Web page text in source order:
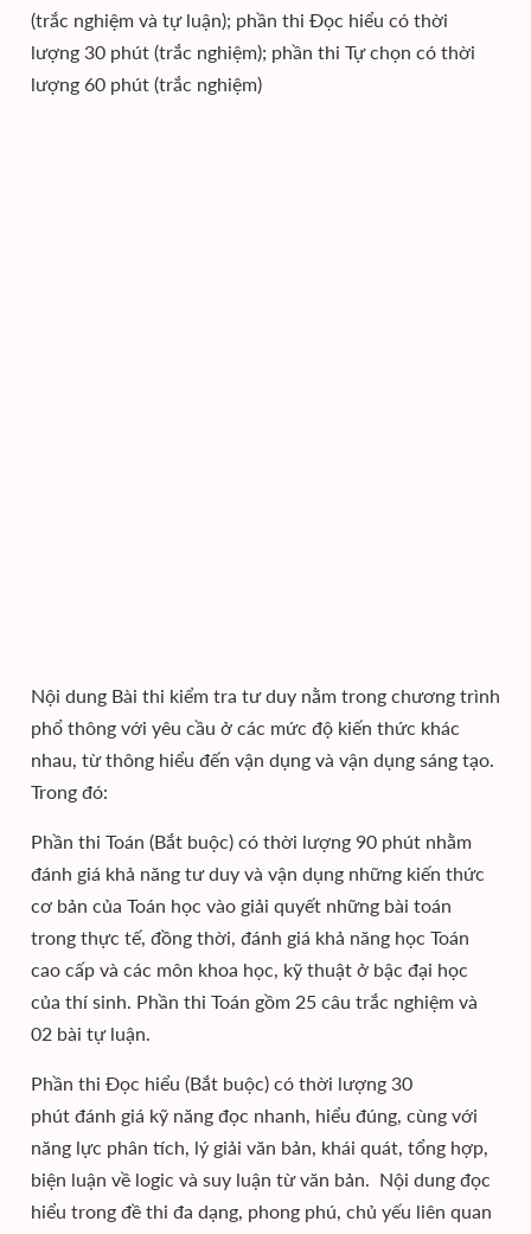
(trắc nghiệm và tự luận); phần thi Đọc hiểu có thời
lượng 30 phút (trắc nghiệm); phần thi Tự chọn có thời
lượng 60 phút (trắc nghiệm)
Nội dung Bài thi kiểm tra tư duy nằm trong chương trình
phổ thông với yêu cầu ở các mức độ kiến thức khác
nhau, từ thông hiểu đến vận dụng và vận dụng sáng tạo.
Trong đó:
Phần thi Toán (Bắt buộc) có thời lượng 90 phút nhằm
đánh giá khả năng tư duy và vận dụng những kiến thức
cơ bản của Toán học vào giải quyết những bài toán
trong thực tế, đồng thời, đánh giá khả năng học Toán
cao cấp và các môn khoa học, kỹ thuật ở bậc đại học
của thí sinh. Phần thi Toán gồm 25 câu trắc nghiệm và
02 bài tự luận.
Phần thi Đọc hiểu (Bắt buộc) có thời lượng 30
phút đánh giá kỹ năng đọc nhanh, hiểu đúng, cùng với
năng lực phân tích, lý giải văn bản, khái quát, tổng hợp,
biện luận về logic và suy luận từ văn bản. Nội dung đọc
hiểu trong đề thi đa dạng, phong phú, chủ yếu liên quan